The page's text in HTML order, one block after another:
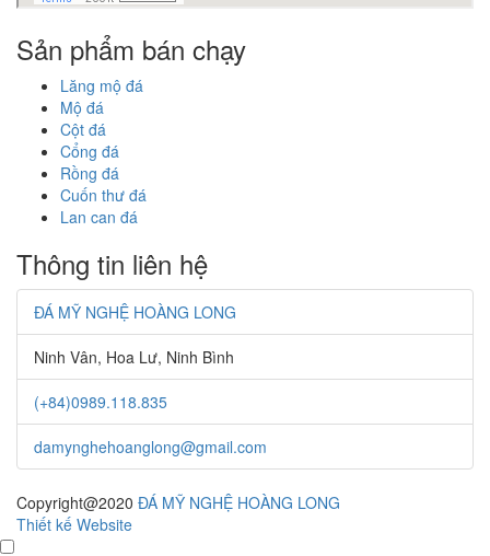
Sản phẩm bán chạy
Lăng mộ đá
Mộ đá
Cột đá
Cổng đá
Rồng đá
Cuốn thư đá
Lan can đá
Thông tin liên hệ
ĐÁ MỸ NGHỆ HOÀNG LONG
Ninh Vân, Hoa Lư, Ninh Bình
(+84)0989.118.835
damynghehoanglong@gmail.com
Copyright@2020 ĐÁ MỸ NGHỆ HOÀNG LONG
Thiết kế Website